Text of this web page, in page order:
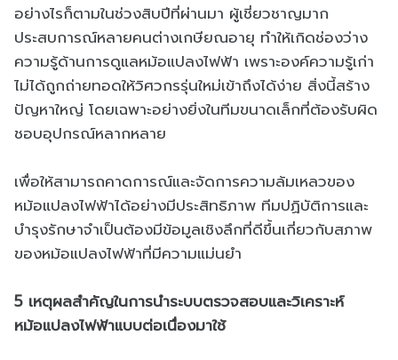
อย่างไรก็ตามในช่วงสิบปีที่ผ่านมา ผู้เชี่ยวชาญมาก
ประสบการณ์หลายคนต่างเกษียณอายุ ทำให้เกิดช่องว่าง
ความรู้ด้านการดูแลหม้อแปลงไฟฟ้า เพราะองค์ความรู้เก่า
ไม่ได้ถูกถ่ายทอดให้วิศวกรรุ่นใหม่เข้าถึงได้ง่าย สิ่งนี้สร้าง
ปัญหาใหญ่ โดยเฉพาะอย่างยิ่งในทีมขนาดเล็กที่ต้องรับผิด
ชอบอุปกรณ์หลากหลาย
เพื่อให้สามารถคาดการณ์และจัดการความล้มเหลวของ
หม้อแปลงไฟฟ้าได้อย่างมีประสิทธิภาพ ทีมปฏิบัติการและ
บำรุงรักษาจำเป็นต้องมีข้อมูลเชิงลึกที่ดีขึ้นเกี่ยวกับสภาพ
ของหม้อแปลงไฟฟ้าที่มีความแม่นยำ
5 เหตุผลสำคัญในการนำระบบตรวจสอบและวิเคราะห์
หม้อแปลงไฟฟ้าแบบต่อเนื่องมาใช้